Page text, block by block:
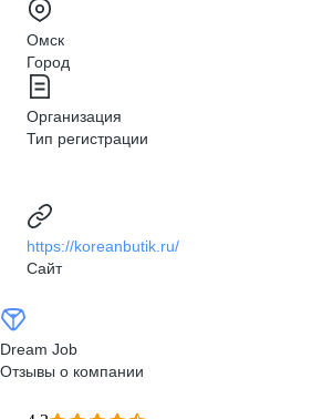
Омск
Город
Организация
Тип регистрации
https://koreanbutik.ru/
Сайт
Dream Job
Отзывы о компании